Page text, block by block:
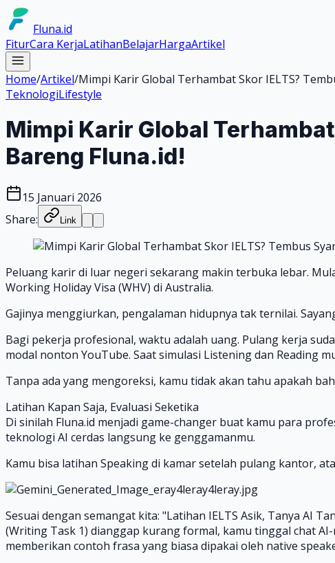
Fluna.id
FiturCara KerjaLatihanBelajarHargaArtikel
Home/Artikel/Mimpi Karir Global Terhambat Skor IELTS?
TeknologiLifestyle
Mimpi Karir Global
Bareng Fluna.id!
15 Januari 2026
Share:
Link
Peluang karir di luar negeri sekarang makin terbuka lebar.
Working Holiday Visa (WHV) di Australia.
Gajinya menggiurkan, pengalaman hidupnya tak ternilai.
Bagi pekerja profesional, waktu adalah uang. Pulang kerja
modal nonton YouTube. Saat simulasi Listening dan Reading
Tanpa ada yang mengoreksi, kamu tidak akan tahu apakah
Latihan Kapan Saja, Evaluasi Seketika
Di sinilah Fluna.id menjadi game-changer buat kamu para
teknologi AI cerdas langsung ke genggamanmu.
Kamu bisa latihan Speaking di kamar setelah pulang kantor,
Sesuai dengan semangat kita: "Latihan IELTS Asik, Tanya AI
(Writing Task 1) dianggap kurang formal, kamu tinggal chat
memberikan contoh frasa yang biasa dipakai oleh native